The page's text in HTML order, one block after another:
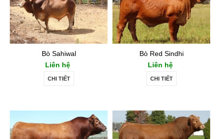
Bò Sahiwal
Liên hệ
CHI TIẾT
Bò Red Sindhi
Liên hệ
CHI TIẾT